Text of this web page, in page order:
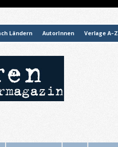
Ländern AutorInnen Verlage A–Z